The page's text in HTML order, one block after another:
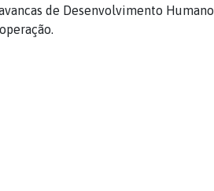
de Desenvolvimento Humano